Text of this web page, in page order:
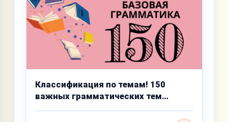
Классификация по темам! 150
важных грамматических тем
базового уровня